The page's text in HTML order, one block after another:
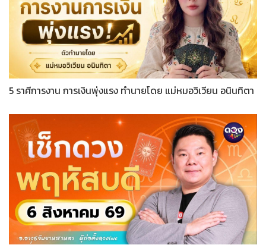
5 ราศีการงาน การเงินพุ่งแรง ทำนายโดย แม่หมอวิเวียน อนินทิตา